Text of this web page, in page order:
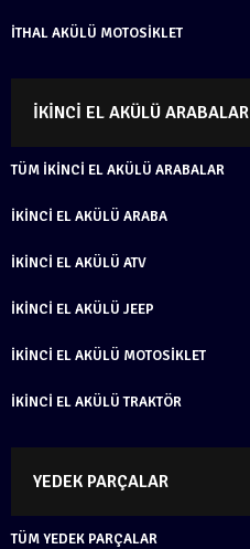
İTHAL AKÜLÜ MOTOSIKLET
İKINCI EL AKÜLÜ ARABALAR
TÜM İKINCI EL AKÜLÜ ARABALAR
İKINCI EL AKÜLÜ ARABA
İKINCI EL AKÜLÜ ATV
İKINCI EL AKÜLÜ JEEP
İKINCI EL AKÜLÜ MOTOSIKLET
İKINCI EL AKÜLÜ TRAKTÖR
YEDEK PARÇALAR
TÜM YEDEK PARÇALAR